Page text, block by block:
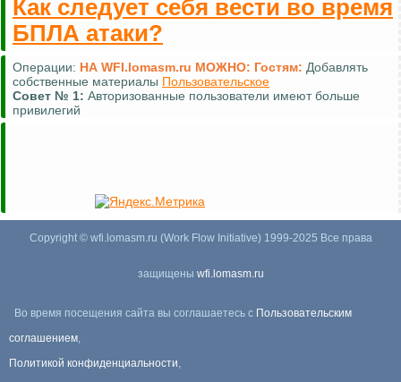
Как следует себя вести во время
БПЛА атаки?
Операции: НА WFI.lomasm.ru МОЖНО: Гостям: Добавлять
собственные материалы Пользовательское
Совет № 1: Авторизованные пользователи имеют больше
привилегий
Copyright © wfi.lomasm.ru (Work Flow Initiative) 1999-2025 Все права
защищены wfi.lomasm.ru
Во время посещения сайта вы соглашаетесь с Пользовательским
соглашением,
Политикой конфиденциальности,